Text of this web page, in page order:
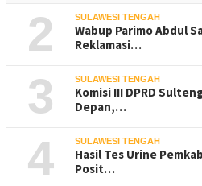
2 SULAWESI TENGAH
Wabup Parimo Abdul
Reklamasi…
3 SULAWESI TENGAH
Komisi III DPRD
Depan,…
4 SULAWESI TENGAH
Hasil Tes Urine
Posit…